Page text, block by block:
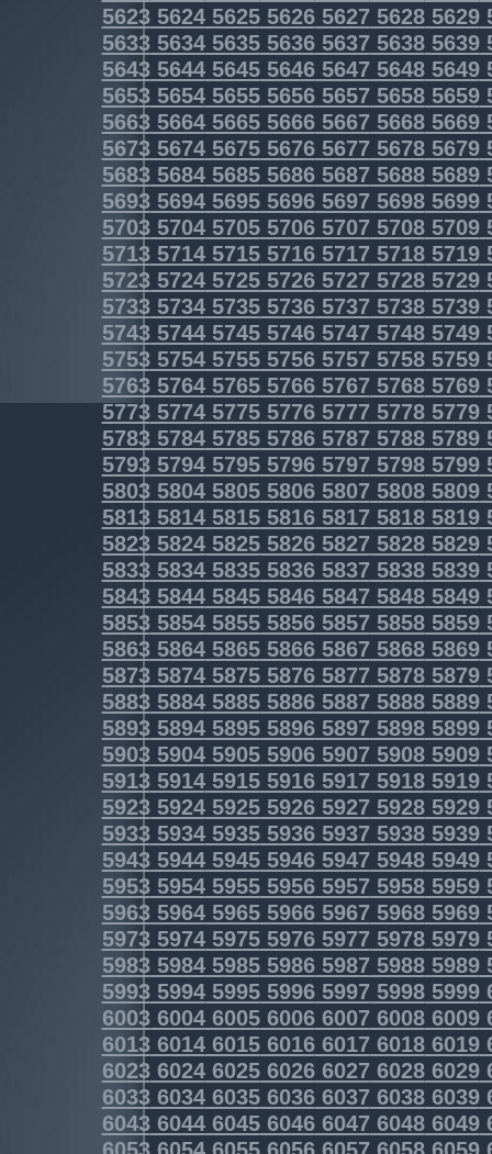
5623562456255626562756285629
5633563456355636563756385639
5643564456455646564756485649
5653565456555656565756585659
5663566456655666566756685669
5673567456755676567756785679
5683568456855686568756885689
5693569456955696569756985699
5703570457055706570757085709
5713571457155716571757185719
5723572457255726572757285729
5733573457355736573757385739
5743574457455746574757485749
5753575457555756575757585759
5763576457655766576757685769
5773577457755776577757785779
5783578457855786578757885789
5793579457955796579757985799
5803580458055806580758085809
5813581458155816581758185819
5823582458255826582758285829
5833583458355836583758385839
5843584458455846584758485849
5853585458555856585758585859
5863586458655866586758685869
5873587458755876587758785879
5883588458855886588758885889
5893589458955896589758985899
5903590459055906590759085909
5913591459155916591759185919
5923592459255926592759285929
5933593459355936593759385939
5943594459455946594759485949
5953595459555956595759585959
5963596459655966596759685969
5973597459755976597759785979
5983598459855986598759885989
5993599459955996599759985999
6003600460056006600760086009
6013601460156016601760186019
6023602460256026602760286029
6033603460356036603760386039
6043604460456046604760486049